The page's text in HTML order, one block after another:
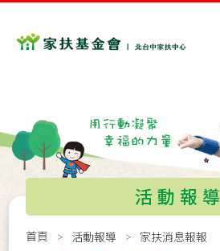
活動報導
首頁 活動報導
家扶消息報報